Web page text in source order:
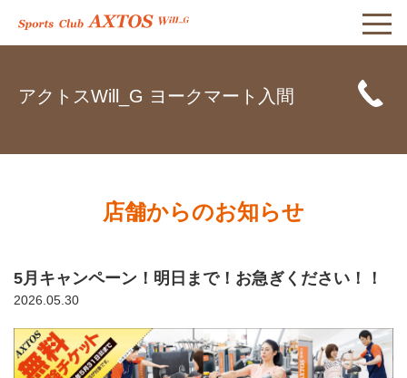
アクトスWill_G ヨークマート入間
店舗からのお知らせ
5月キャンペーン！明日まで！お急ぎください！！
2026.05.30